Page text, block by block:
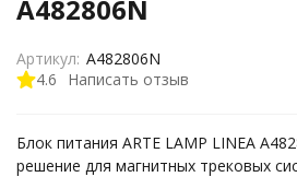
A482806N
4.6 Написать отзыв
Артикул: A482806N
Блок питания ARTE LAMP LINEA
решение для магнитных трековых